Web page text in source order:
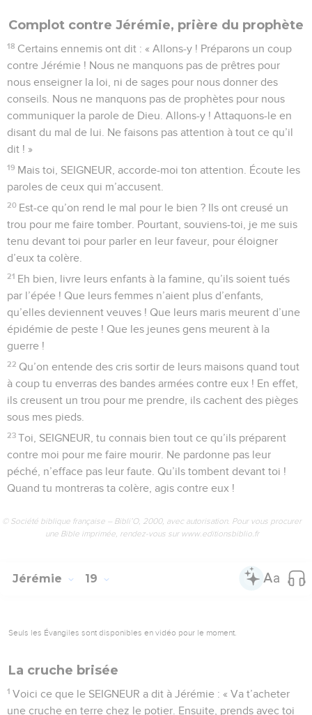
Complot contre Jérémie, prière du prophète
18 Certains ennemis ont dit : « Allons-y ! Préparons un coup
contre Jérémie ! Nous ne manquons pas de prêtres pour
nous enseigner la loi, ni de sages pour nous donner des
conseils. Nous ne manquons pas de prophètes pour nous
communiquer la parole de Dieu. Allons-y ! Attaquons-le en
disant du mal de lui. Ne faisons pas attention à tout ce qu’il
dit ! »
19 Mais toi, SEIGNEUR, accorde-moi ton attention. Écoute les
paroles de ceux qui m’accusent.
20 Est-ce qu’on rend le mal pour le bien ? Ils ont creusé un
trou pour me faire tomber. Pourtant, souviens-toi, je me suis
tenu devant toi pour parler en leur faveur, pour éloigner
d’eux ta colère.
21 Eh bien, livre leurs enfants à la famine, qu’ils soient tués
par l’épée ! Que leurs femmes n’aient plus d’enfants,
qu’elles deviennent veuves ! Que leurs maris meurent d’une
épidémie de peste ! Que les jeunes gens meurent à la
guerre !
22 Qu’on entende des cris sortir de leurs maisons quand tout
à coup tu enverras des bandes armées contre eux ! En effet,
ils creusent un trou pour me prendre, ils cachent des pièges
sous mes pieds.
23 Toi, SEIGNEUR, tu connais bien tout ce qu’ils préparent
contre moi pour me faire mourir. Ne pardonne pas leur
péché, n’efface pas leur faute. Qu’ils tombent devant toi !
Quand tu montreras ta colère, agis contre eux !
© Société biblique française – Bibli’O, 2000, avec autorisation. Pour vous procurer
une Bible imprimée, rendez-vous sur www.editionsbiblio.fr
Jérémie 19
Seuls les Évangiles sont disponibles en vidéo pour le moment.
La cruche brisée
1 Voici ce que le SEIGNEUR a dit à Jérémie : « Va t’acheter
une cruche en terre chez le potier. Ensuite, prends avec toi